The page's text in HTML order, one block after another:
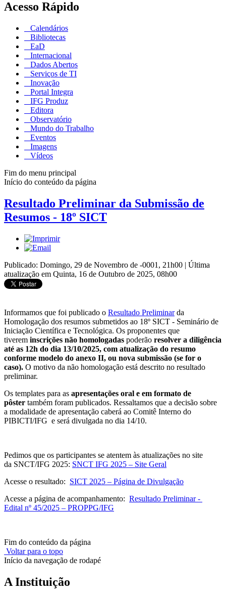
Acesso Rápido
Calendários
Bibliotecas
EaD
Internacional
Dados Abertos
Serviços de TI
Inovação
Portal Integra
IFG Produz
Editora
Observatório
Mundo do Trabalho
Eventos
Imagens
Vídeos
Fim do menu principal
Início do conteúdo da página
Resultado Preliminar da Submissão de
Resumos - 18º SICT
Publicado: Domingo, 29 de Novembro de -0001, 21h00 | Última
atualização em Quinta, 16 de Outubro de 2025, 08h00
Informamos que foi publicado o Resultado Preliminarda
Homologação dos resumos submetidos ao 18º SICT - Seminário de
Iniciação Científica e Tecnológica. Os proponentes que
tiverem inscrições não homologadas poderão resolver a diligência
até as 12h do dia 13/10/2025, com atualização do resumo
conforme modelo do anexo II, ou nova submissão (se for o
caso). O motivo da não homologação está descrito no resultado
preliminar.
Os templates para as apresentações oral e em formato de
pôster também foram publicados. Ressaltamos que a decisão sobre
a modalidade de apresentação caberá ao Comitê Interno do
PIBICTI/IFG e será divulgada no dia 14/10.
Pedimos que os participantes se atentem às atualizações no site
da SNCT/IFG 2025: SNCT IFG 2025 – Site Geral
Acesse o resultado: SICT 2025 – Página de Divulgação
Acesse a página de acompanhamento: Resultado Preliminar -
Edital nº 45/2025 – PROPPG/IFG
Fim do conteúdo da página
Voltar para o topo
Início da navegação de rodapé
A Instituição